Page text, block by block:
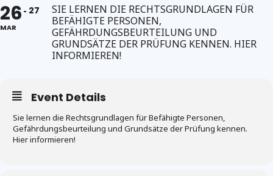
26
MAR
27
SIE LERNEN DIE RECHTSGRUNDLAGEN FÜR
BEFÄHIGTE PERSONEN,
GEFÄHRDUNGSBEURTEILUNG UND
GRUNDSÄTZE DER PRÜFUNG KENNEN. HIER
INFORMIEREN!
Event Details
Sie lernen die Rechtsgrundlagen für Befähigte Personen,
Gefährdungsbeurteilung und Grundsätze der Prüfung kennen.
Hier informieren!